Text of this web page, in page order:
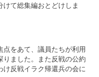
て総集編おとどけしま
点をあて、議員たちが利用
りました。また反戦の公約
反戦イラク帰還兵の会に